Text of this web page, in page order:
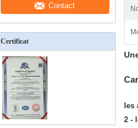
Contact
Certificat
les
2 -